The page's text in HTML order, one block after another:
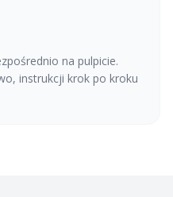
na pulpicie.
instrukcji krok po kroku